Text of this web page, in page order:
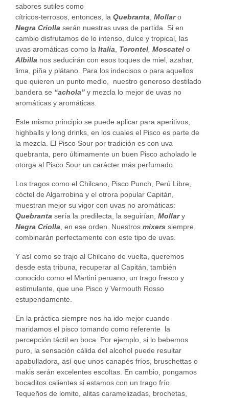
sabores sutiles como
cítricos-terrosos, entonces, la Quebranta Mollaro
Negra Criolla serán nuestras uvas de partida. Si en
cambio disfrutamos de lo intenso, dulce y tropical, las
uvas aromáticas como la Italia Torontel Moscatel o
Albilla nos seducirán con esos toques de miel, azahar,
lima, piña y plátano. Para los indecisos o para aquellos
que quieren un punto medio, nuestro generoso destilado
bandera se “achola” y mezcla lo mejor de uvas no
aromáticas y aromáticas.
Este mismo principio se puede aplicar para aperitivos,
highballs y long drinks, en los cuales el Pisco es parte de
la mezcla. El Pisco Sour por tradición es con uva
quebranta, pero últimamente un buen Pisco acholado le
otorga al Pisco Sour un carácter más perfumado.
Los tragos como el Chilcano, Pisco Punch, Perú Libre,
cóctel de Algarrobina y el otrora popular Capitán,
muestran mejor su vigor con uvas no aromáticas:
Quebranta sería la predilecta, la seguirían, Mollary
Negra Criolla , en ese orden. Nuestros mixers siempre
combinarán perfectamente con este tipo de uvas.
Y así como se trajo al Chilcano de vuelta, queremos
desde esta tribuna, recuperar al Capitán, también
conocido como el Martini peruano, un trago fresco y
estimulante, que une Pisco y Vermouth Rosso
estupendamente.
En la práctica siempre nos ha ido mejor cuando
maridamos el pisco tomando como referente la
percepción táctil en boca. Por ejemplo, si lo bebemos
puro, la sensación cálida del alcohol puede resultar
apabulladora, así que unos canapés fríos, bruschettas o
makis serán excelentes escoltas. En cambio, pongamos
bocaditos calientes si estamos con un trago frío.
Tequeños de lomito, alitas caramelizadas, brochetas,